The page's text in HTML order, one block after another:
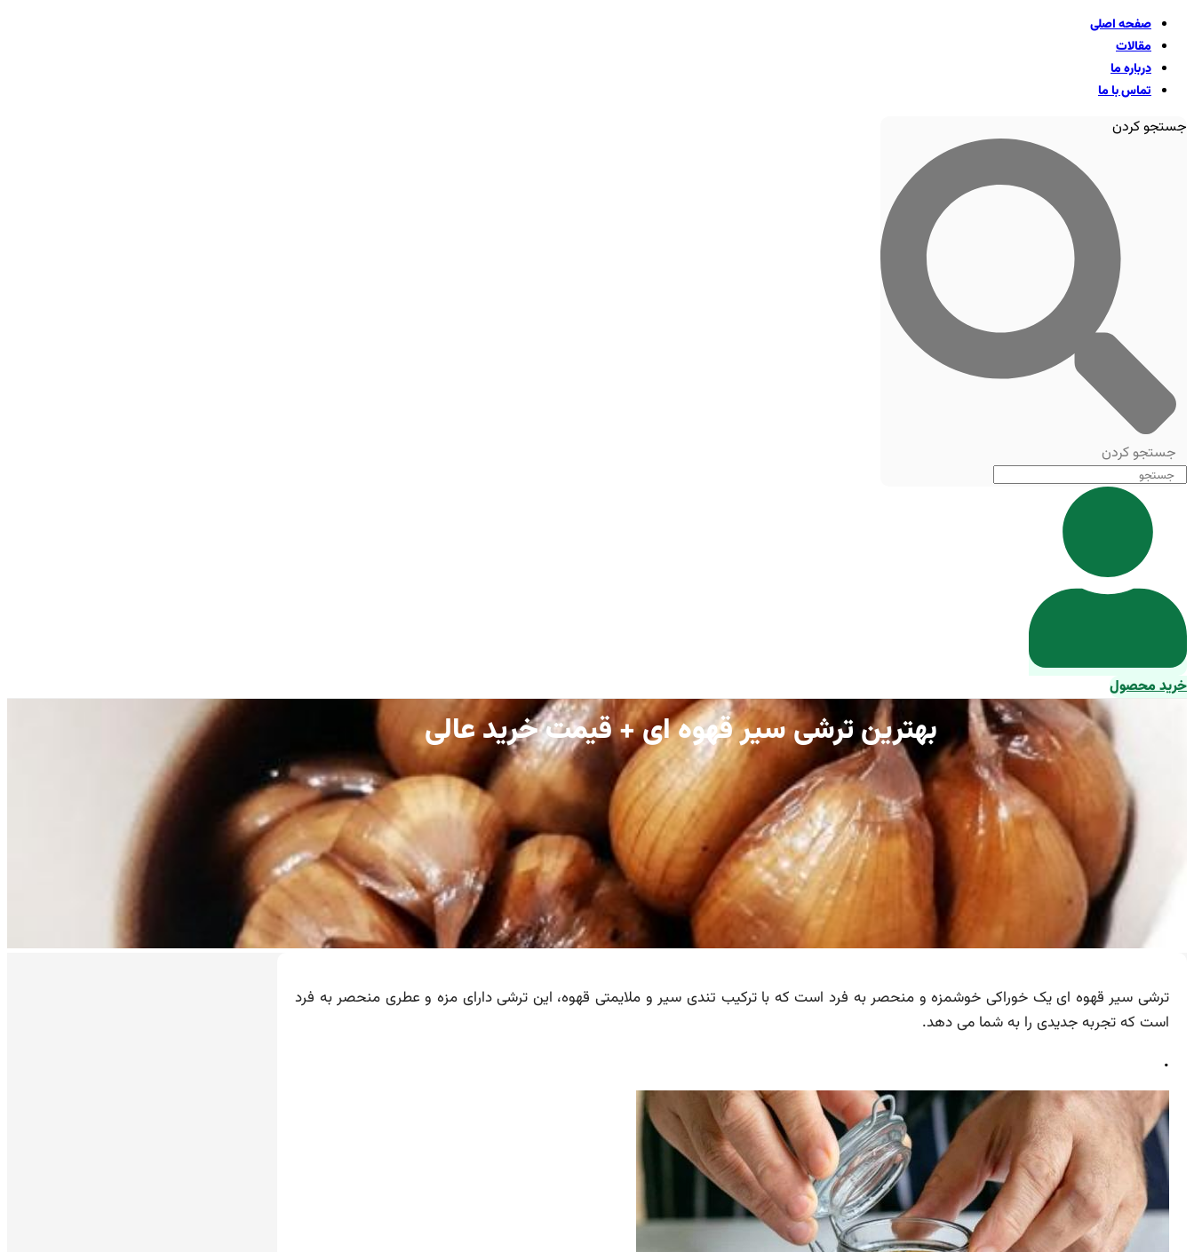
صفحه اصلی
مقالات
درباره ما
تماس با ما
جستجو کردن
جستجو کردن
خرید محصول
بهترین ترشی سیر قهوه ای + قیمت خرید عالی
ترشی سیر قهوه ای یک خوراکی خوشمزه و منحصر به فرد است که با ترکیب تندی سیر و ملایمتی قهوه، این ترشی دارای مزه و عطری منحصر به فرد
است که تجربه جدیدی را به شما می دهد.
.